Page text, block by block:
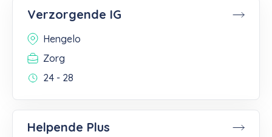
Verzorgende IG
Hengelo
Zorg
24 - 28
Helpende Plus